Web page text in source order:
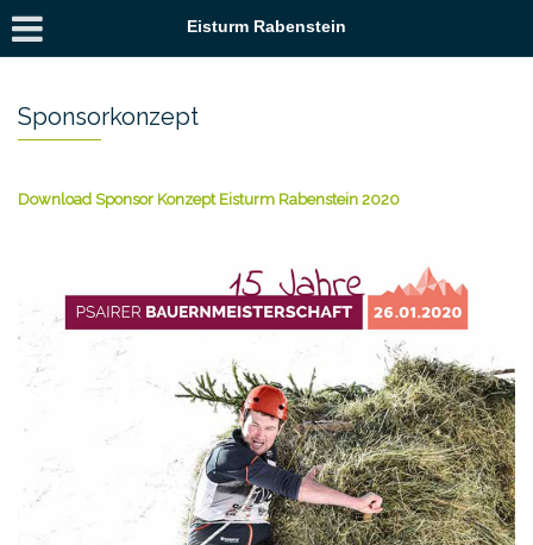
Eisturm Rabenstein
Sponsorkonzept
Download Sponsor Konzept Eisturm Rabenstein 2020